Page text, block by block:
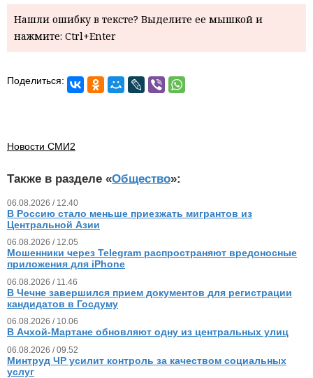
Нашли ошибку в тексте? Выделите ее мышкой и
нажмите: Ctrl+Enter
Поделиться:
Новости СМИ2
Также в разделе «Общество»:
06.08.2026 / 12.40
В Россию стало меньше приезжать мигрантов из
Центральной Азии
06.08.2026 / 12.05
Мошенники через Telegram распространяют вредоносные
приложения для iPhone
06.08.2026 / 11.46
В Чечне завершился прием документов для регистрации
кандидатов в Госдуму
06.08.2026 / 10.06
В Ачхой-Мартане обновляют одну из центральных улиц
06.08.2026 / 09.52
Минтруд ЧР усилит контроль за качеством социальных
услуг